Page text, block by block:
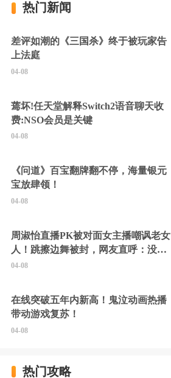
热门新闻
差评如潮的《三国杀》终于被玩家告
上法庭
04-08
蔫坏!任天堂解释Switch2语音聊天收
费:NSO会员是关键
04-08
《问道》百宝翻牌翻不停，海量银元
宝放肆领！
04-08
周淑怡直播PK被对面女主播嘲讽老女
人！跳擦边舞被封，网友直呼：没边
硬擦封的好！
04-08
在线突破五年内新高！鬼泣动画热播
带动游戏复苏！
04-08
热门攻略